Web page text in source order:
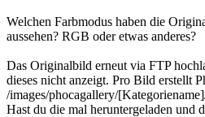
Welchen Farbmodus haben die
aussehen? RGB oder etwas anderes?
Das Originalbild erneut via FTP
dieses nicht anzeigt. Pro Bild erstellt
/images/phocagallery/
Hast du die mal heruntergeladen und